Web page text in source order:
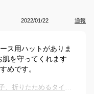
2022/01/22 通報
ス用ハットがありま
肌を守ってくれます
めです。
【レディース】つば広のおしゃれな帽子、折りたためるタイプのおすすめは？